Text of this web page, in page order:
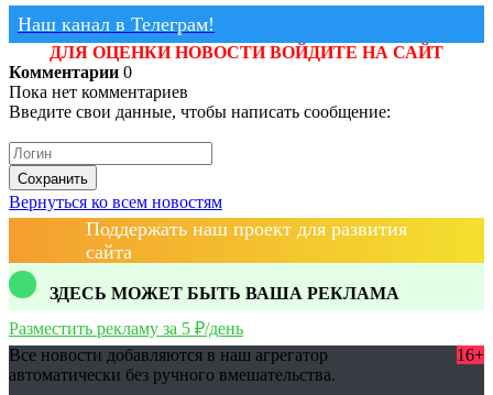
Наш канал в Телеграм!
ДЛЯ ОЦЕНКИ НОВОСТИ ВОЙДИТЕ НА САЙТ
Комментарии 0
Пока нет комментариев
Введите свои данные, чтобы написать сообщение:
Сохранить
Вернуться ко всем новостям
Поддержать наш проект для развития
сайта
ЗДЕСЬ МОЖЕТ БЫТЬ ВАША РЕКЛАМА
Разместить рекламу за 5 ₽/день
Все новости добавляются в наш агрегатор
автоматически без ручного вмешательства.
16+